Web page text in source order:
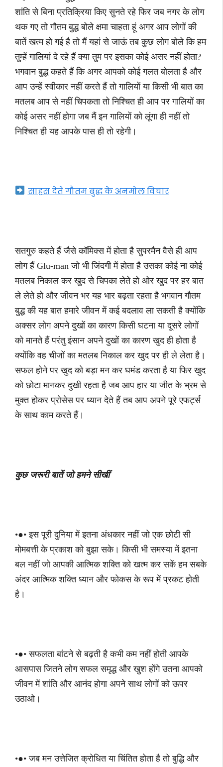
शांति से बिना प्रतिक्रिया किए सुनते रहे फिर जब नगर के लोग
थक गए तो गौतम बुद्ध बोले क्षमा चाहता हूं अगर आप लोगों की
बातें खत्म हो गई है तो मैं यहां से जाऊं तब कुछ लोग बोले कि हम
तुम्हें गालियां दे रहे हैं क्या तुम पर इसका कोई असर नहीं होता?
भगवान बुद्ध कहते हैं कि अगर आपको कोई गलत बोलता है और
आप उन्हें स्वीकार नहीं करते हैं तो गालियों या किसी भी बात का
मतलब आप से नहीं चिपकता तो निश्चित ही आप पर गालियों का
कोई असर नहीं होगा जब मैं इन गालियों को लूंगा ही नहीं तो
निश्चित ही यह आपके पास ही तो रहेगी।
साहस देते गौतम बुद्ध के अनमोल विचार
सतगुरु कहते हैं जैसे कॉमिक्स में होता है सुपरमैन वैसे ही आप
लोग हैं Glu-man जो भी जिंदगी में होता है उसका कोई ना कोई
मतलब निकाल कर खुद से चिपका लेते हो ओर खुद पर हर बात
ले लेते हो और जीवन भर यह भार बढ़ता रहता है भगवान गौतम
बुद्ध की यह बात हमारे जीवन में कई बदलाव ला सकती है क्योंकि
अक्सर लोग अपने दुखों का कारण किसी घटना या दूसरे लोगों
को मानते हैं परंतु इंसान अपने दुखों का कारण खुद ही होता है
क्योंकि वह चीजों का मतलब निकाल कर खुद पर ही ले लेता है।
सफल होने पर खुद को बड़ा मन कर घमंड करता है या फिर खुद
को छोटा मानकर दुखी रहता है जब आप हार या जीत के भ्रम से
मुक्त होकर प्रोसेस पर ध्यान देते हैं तब आप अपने पूरे एफर्ट्स
के साथ काम करते हैं।
कुछ जरूरी बातें जो हमने सीखीं
•●• इस पूरी दुनिया में इतना अंधकार नहीं जो एक छोटी सी
मोमबत्ती के प्रकाश को बुझा सके। किसी भी समस्या में इतना
बल नहीं जो आपकी आत्मिक शक्ति को खत्म कर सकें हम सबके
अंदर आत्मिक शक्ति ध्यान और फोकस के रूप में प्रकट होती
है।
•●• सफलता बांटने से बढ़ती है कभी कम नहीं होती आपके
आसपास जितने लोग सफल समृद्ध और खुश होंगे उतना आपको
जीवन में शांति और आनंद होगा अपने साथ लोगों को ऊपर
उठाओ।
•●• जब मन उत्तेजित क्रोधित या चिंतित होता है तो बुद्धि और